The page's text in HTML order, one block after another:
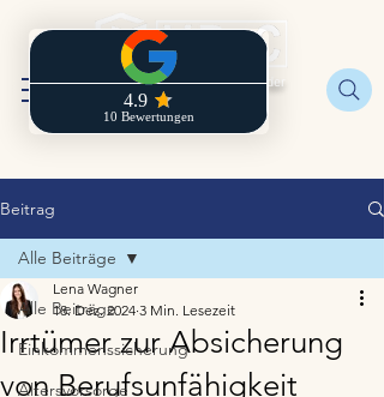
Regionaldirektion der
Beitrag
Alle Beiträge
Einkommenssicherung
Altersvorsorge
Alle Beiträge
Irrtümer zur Absicherung
von Berufsunfähigkeit
Lena Wagner
18. Dez. 2024 3 Min. Lesezeit